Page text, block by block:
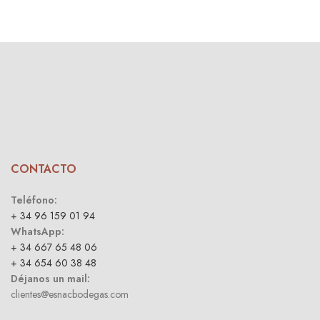
CONTACTO
Teléfono:
+ 34 96 159 01 94
WhatsApp:
+ 34 667 65 48 06
+ 34 654 60 38 48
Déjanos un mail:
clientes@esnacbodegas.com